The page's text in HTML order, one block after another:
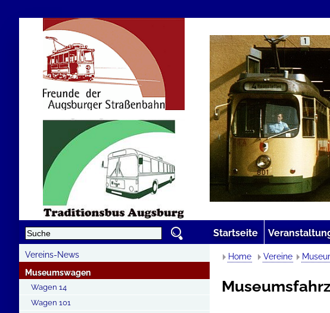
Startseite
Vereins-News
Museumswagen
Wagen 14
Wagen 101
Home Vereine